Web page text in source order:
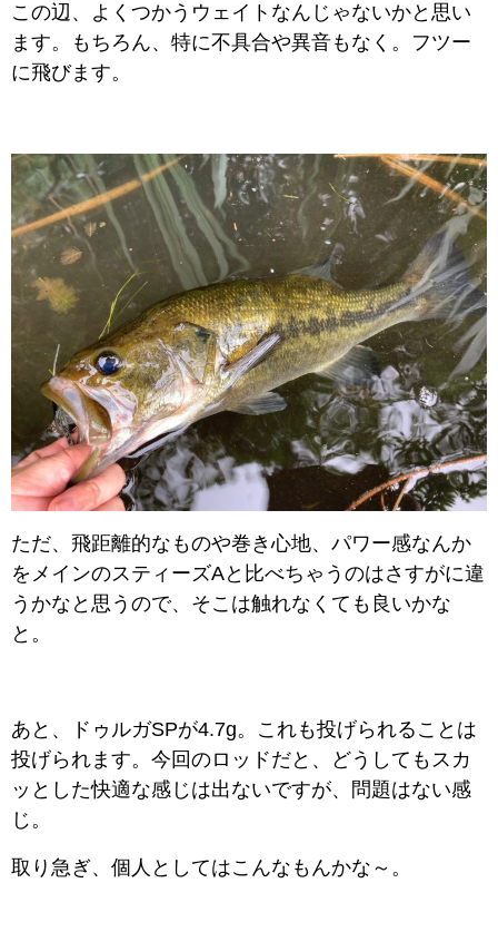
この辺、よくつかうウェイトなんじゃないかと思い
ます。
もちろん、特に不具合や異音もなく。フツー
に飛びます。
ただ、飛距離的なものや巻き心地、パワー感なんか
をメインのスティーズAと比べちゃうのはさすがに違
うかなと思うので、そこは触れなくても良いかな
と。
あと、ドゥルガSPが4.7g。これも投げられることは
投げられます。今回のロッドだと、どうしてもスカ
ッとした快適な感じは出ないですが、問題はない感
じ。
取り急ぎ、個人としてはこんなもんかな～。